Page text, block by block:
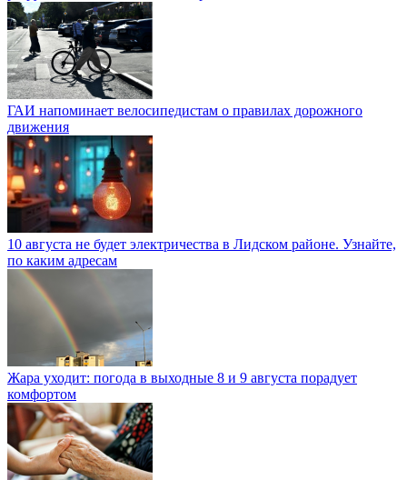
ГАИ напоминает велосипедистам о правилах дорожного
движения
10 августа не будет электричества в Лидском районе. Узнайте,
по каким адресам
Жара уходит: погода в выходные 8 и 9 августа порадует
комфортом